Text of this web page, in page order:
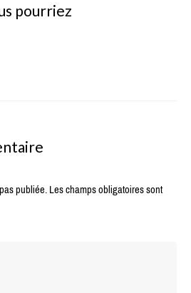
pourriez
publiée.Les champs obligatoires sont